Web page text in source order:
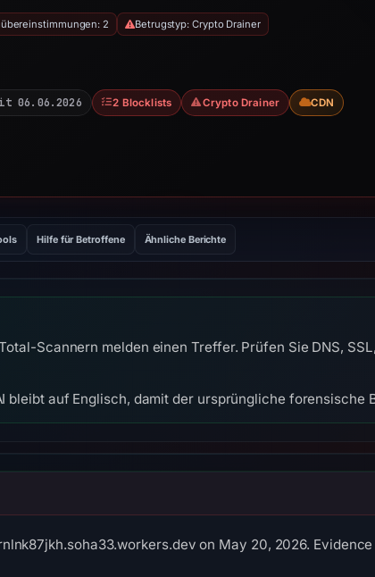
2
Betrugstyp: Crypto Drainer
06.06.2026 2 Blocklists Crypto Drainer CDN
Hilfe für Betroffene Ähnliche Berichte
Scannern melden einen Treffer. Prüfen Sie DNS,
bleibt auf Englisch, damit der ursprüngliche forensische
on May 20, 2026.